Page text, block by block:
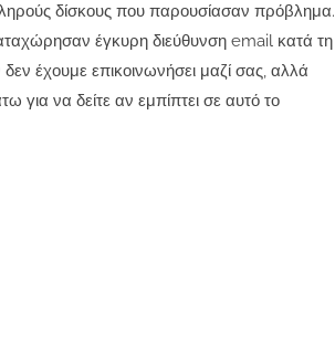
δίσκους που παρουσίασαν πρόβλημα.
έγκυρη διεύθυνση email κατά τη
έχουμε επικοινωνήσει μαζί σας, αλλά
για να δείτε αν εμπίπτει σε αυτό το